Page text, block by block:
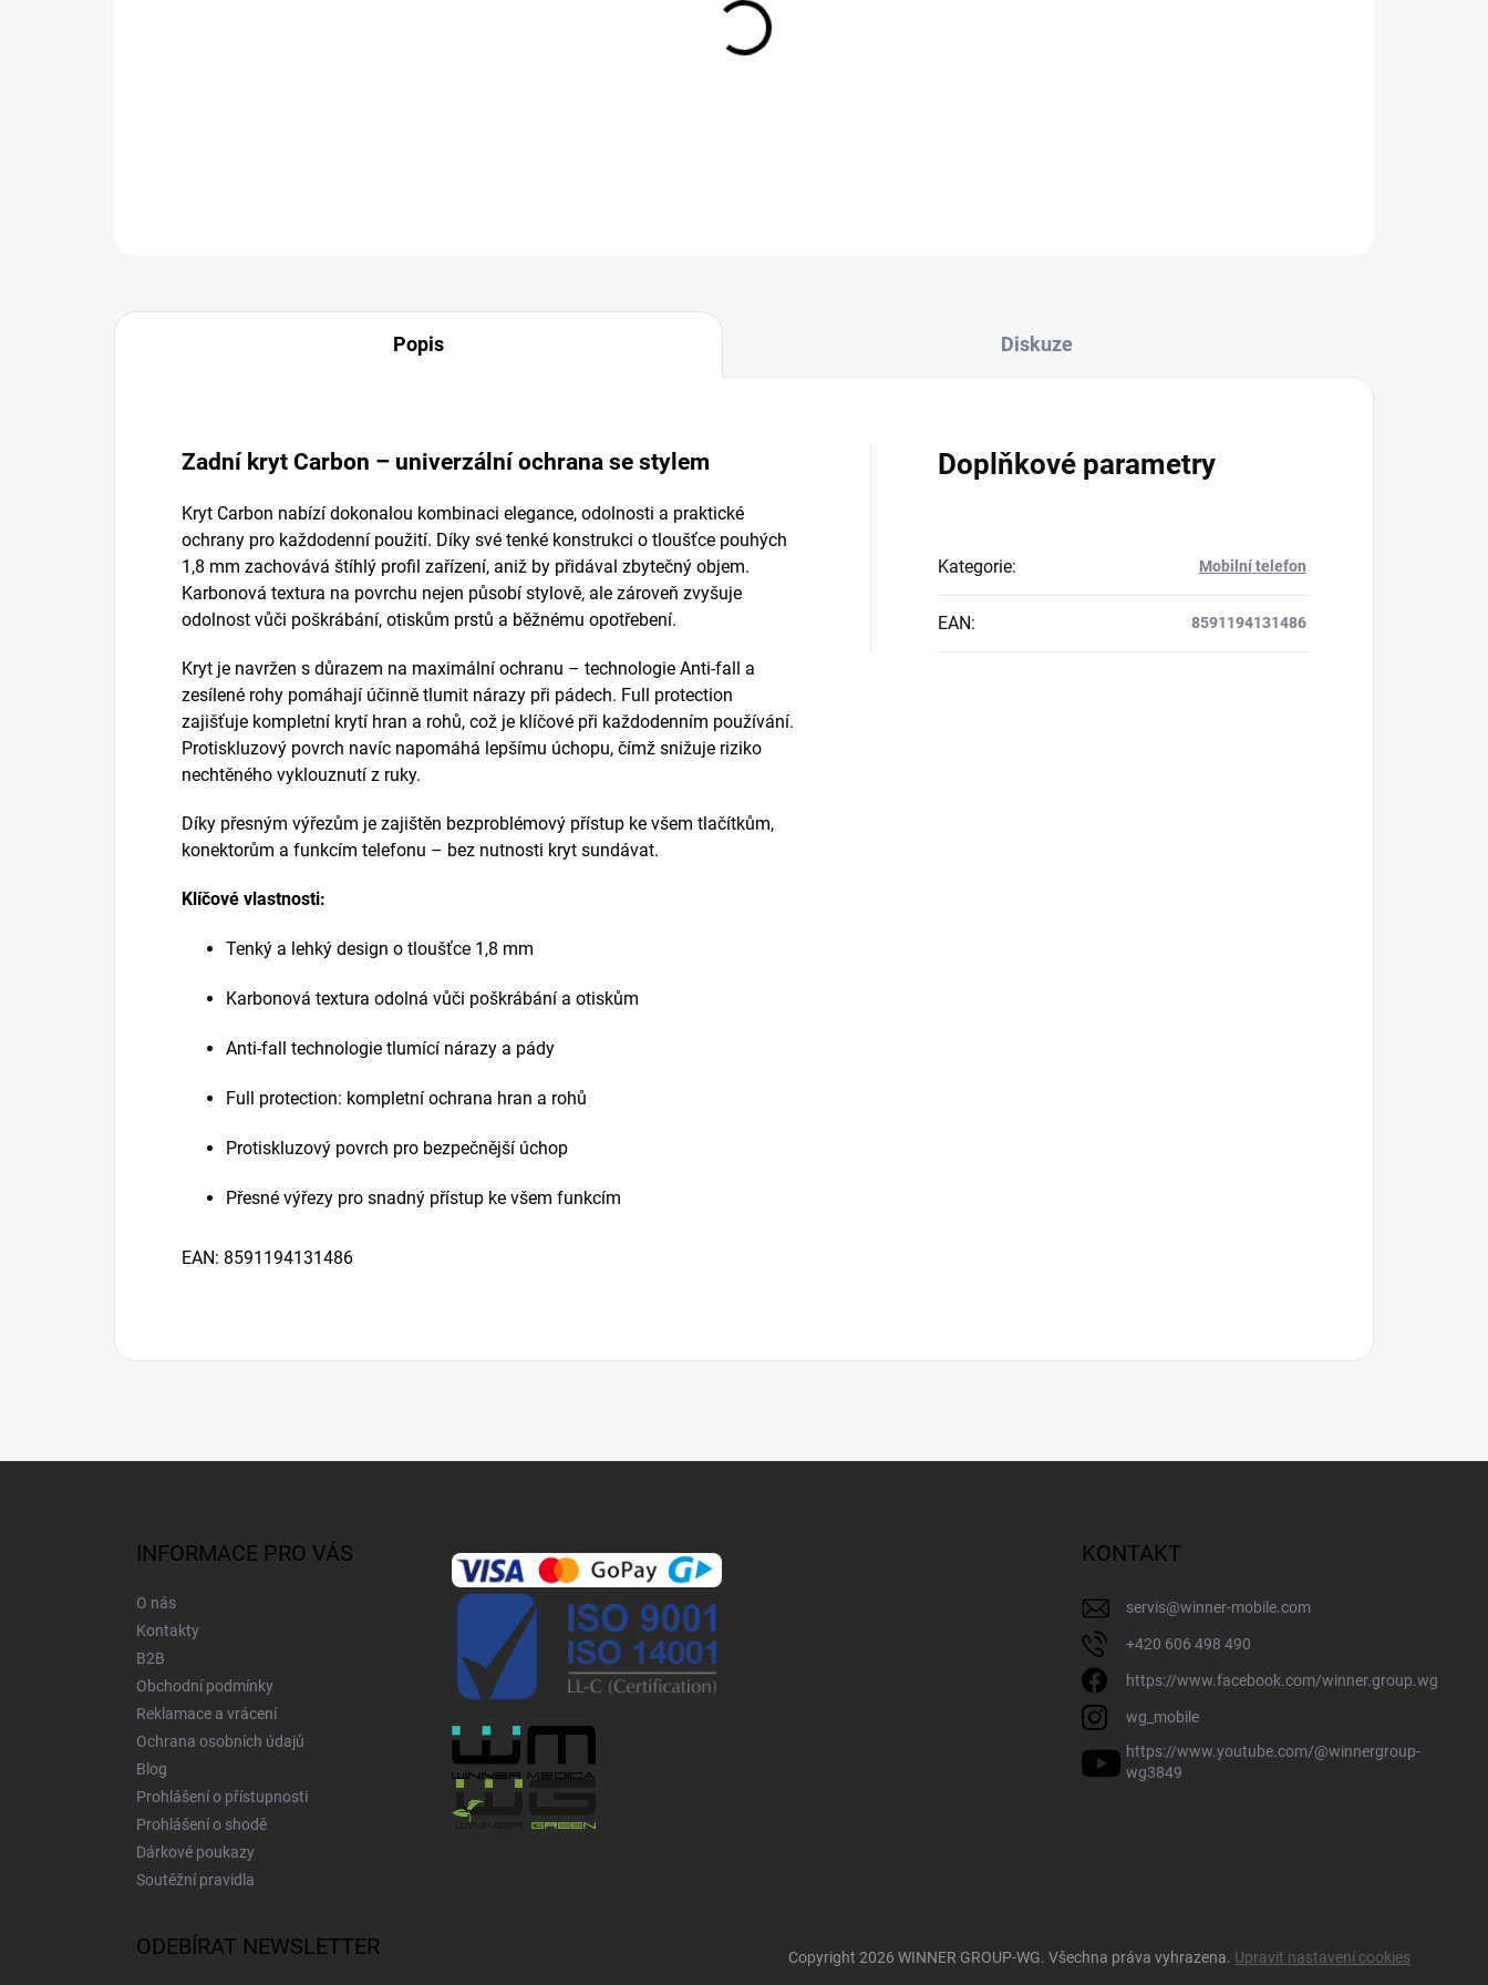
MOŽNOSTI DORUČENÍ
Popis Diskuze
Zadní kryt Carbon – univerzální ochrana se stylem
Kryt Carbon nabízí dokonalou kombinaci elegance, odolnosti a praktické
ochrany pro každodenní použití. Díky své tenké konstrukci o tloušťce pouhých
1,8 mm zachovává štíhlý profil zařízení, aniž by přidával zbytečný objem.
Karbonová textura na povrchu nejen působí stylově, ale zároveň zvyšuje
odolnost vůči poškrábání, otiskům prstů a běžnému opotřebení.
Kryt je navržen s důrazem na maximální ochranu – technologie Anti-fall a
zesílené rohy pomáhají účinně tlumit nárazy při pádech. Full protection
zajišťuje kompletní krytí hran a rohů, což je klíčové při každodenním používání.
Protiskluzový povrch navíc napomáhá lepšímu úchopu, čímž snižuje riziko
nechtěného vyklouznutí z ruky.
Díky přesným výřezům je zajištěn bezproblémový přístup ke všem tlačítkům,
konektorům a funkcím telefonu – bez nutnosti kryt sundávat.
Klíčové vlastnosti:
Tenký a lehký design o tloušťce 1,8 mm
Karbonová textura odolná vůči poškrábání a otiskům
Anti-fall technologie tlumící nárazy a pády
Full protection: kompletní ochrana hran a rohů
Protiskluzový povrch pro bezpečnější úchop
Přesné výřezy pro snadný přístup ke všem funkcím
EAN: 8591194131486
Doplňkové parametry
Kategorie: Mobilní telefon
EAN: 8591194131486
INFORMACE PRO VÁS
O nás
Kontakty
B2B
Obchodní podmínky
Reklamace a vrácení
Ochrana osobních údajů
Blog
Prohlášení o přístupnosti
Prohlášení o shodě
Dárkové poukazy
Soutěžní pravidla
KONTAKT
servis@winner-mobile.com
+420 606 498 490
https://www.facebook.com/winner.group.wg
wg_mobile
https://www.youtube.com/@winnergroup-
wg3849
ODEBÍRAT NEWSLETTER Copyright 2026 WINNER GROUP-WG. Všechna práva vyhrazena. Upravit nastavení cookies